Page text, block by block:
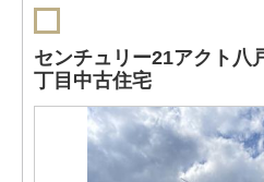
センチュリー21アクト
丁目中古住宅